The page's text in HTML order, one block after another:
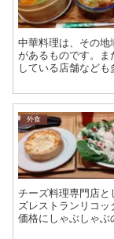
中華料理は、その
があるものです。
している店舗など
担々麺と小籠包に
外食
チーズ料理専門店と
ズレストランリコ
価格にしゃぶしゃぶ
やタピオカドリン